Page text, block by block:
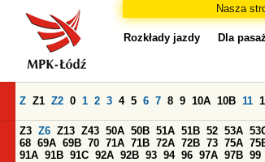
Nasza
Rozkłady jazdy Dla
Z Z1 Z2 0 1 2 3 4 5 6 7 8 9 10A 10B 11
Z3 Z6 Z13 Z43 50A 50B 51A 51B 52 53A
68 69A 69B 70 71A 71B 72A 72B 73 75A
91A 91B 91C 92A 92B 93 94 96 97A 97B 99